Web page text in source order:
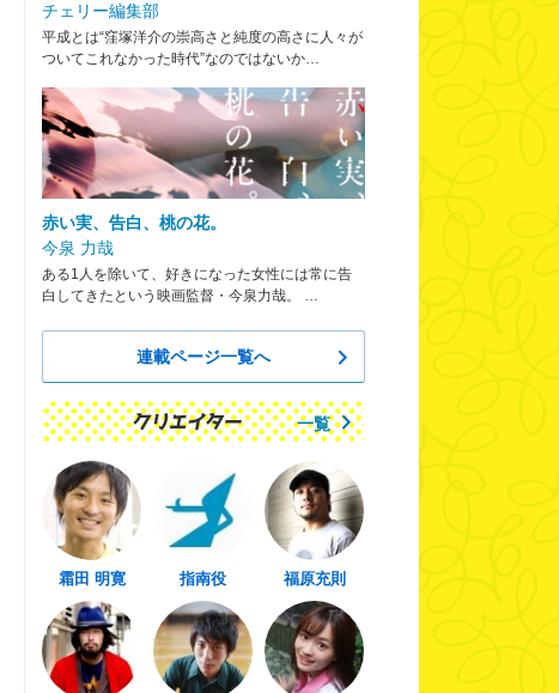
チェリー編集部
平成とは“窪塚洋介の崇高さと純度の高さに人々が
ついてこれなかった時代”なのではないか…
赤い実、告白、桃の花。
今泉 力哉
ある1人を除いて、好きになった女性には常に告
白してきたという映画監督・今泉力哉。 …
連載ページ一覧へ
一覧
霜田 明寛 指南役 福原充則